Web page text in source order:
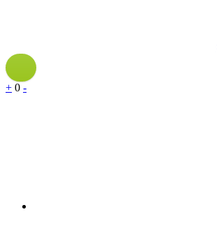
+ 0 -